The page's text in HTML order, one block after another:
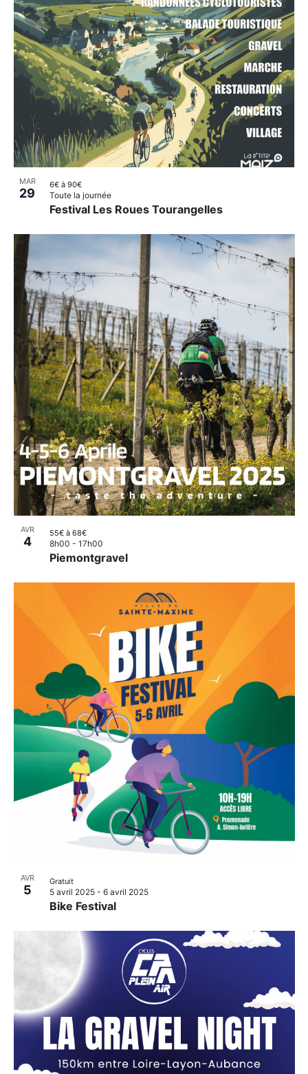
MAR
29
Festival Les Roues Tourangelles
Toute la journée
6€ à 90€
AVR
4
Piemontgravel
8h00 - 17h00
55€ à 68€
AVR
5
Bike Festival
5 avril 2025- 6 avril 2025
Gratuit